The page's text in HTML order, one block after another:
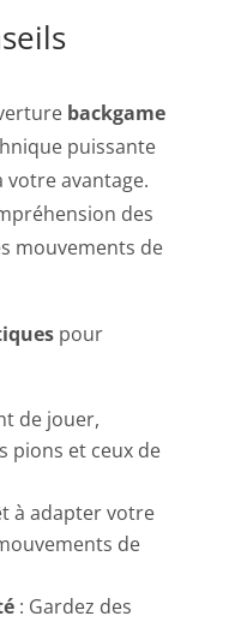
backgame
puissante
avantage.
des
mouvements de
pour
de jouer,
pions et ceux de
à adapter votre
de
: Gardez des